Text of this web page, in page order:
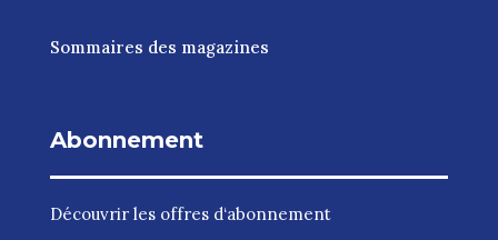
Sommaires des magazines
Abonnement
Découvrir les offres d‘abonnement